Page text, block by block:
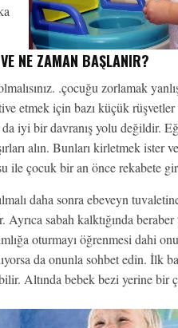
NE ZAMAN BAŞLANIR?
.çocuğu zorlamak
etmek için bazı küçük
iyi bir davranış yolu değildir.
alın. Bunları kirletmek ister
ile çocuk bir an önce rekabete
daha sonra ebeveyn
sabah kalktığında
oturmayı öğrenmesi dahi
da onunla sohbet edin. İlk
Altında bebek bezi yerine bir